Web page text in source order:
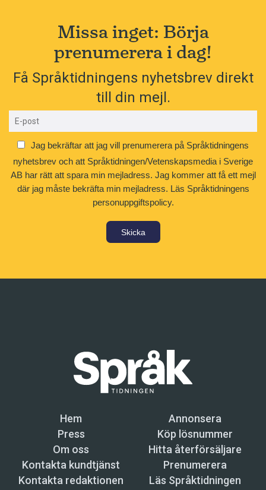
Missa inget: Börja
prenumerera i dag!
Få Språktidningens nyhetsbrev direkt
till din mejl.
Jag bekräftar att jag vill prenumerera på Språktidningens
nyhetsbrev och att Språktidningen/Vetenskapsmedia i Sverige
AB har rätt att spara min mejladress. Jag kommer att få ett mejl
där jag måste bekräfta min mejladress. Läs Språktidningens
personuppgiftspolicy.
Skicka
Hem
Annonsera
Press
Köp lösnummer
Om oss
Hitta återförsäljare
Kontakta kundtjänst
Prenumerera
Kontakta redaktionen
Läs Språktidningen